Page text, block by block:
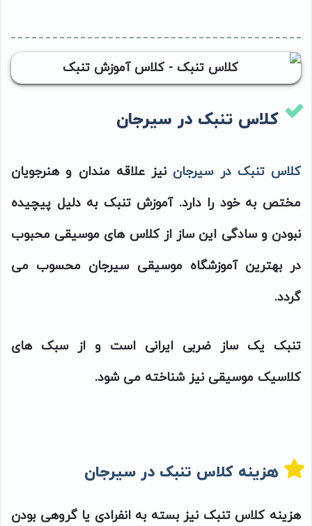
کلاس تنبک در سیرجان
کلاس تنبک در سیرجان نیز علاقه مندان و هنرجویان
مختص به خود را دارد. آموزش تنبک به دلیل پیچیده
نبودن و سادگی این ساز از کلاس های موسیقی محبوب
در بهترین آموزشگاه موسیقی سیرجان محسوب می
گردد.
تنبک یک ساز ضربی ایرانی است و از سبک های
کلاسیک موسیقی نیز شناخته می شود.
هزینه کلاس تنبک در سیرجان
هزینه کلاس تنبک نیز بسته به انفرادی یا گروهی بودن